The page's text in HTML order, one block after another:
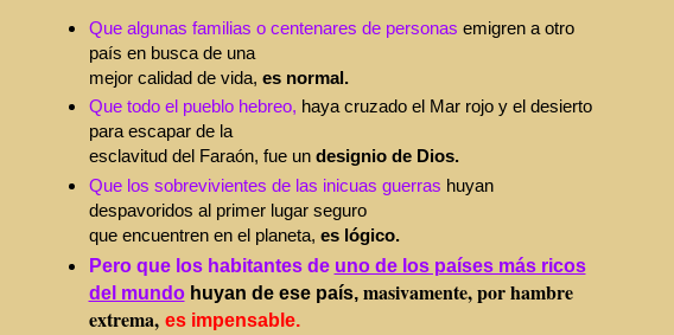
Que algunas familias o centenares de personas emigren a otro
país en busca de una
mejor calidad de vida, es normal.
Que todo el pueblo hebreo, haya cruzado el Mar rojo y el desierto
para escapar de la
esclavitud del Faraón, fue un designio de Dios.
Que los sobrevivientes de las inicuas guerras huyan
despavoridos al primer lugar seguro
que encuentren en el planeta, es lógico.
Pero que los habitantes de uno de los países más ricos
del mundo huyan de ese país, masivamente, por hambre
extrema, es impensable.